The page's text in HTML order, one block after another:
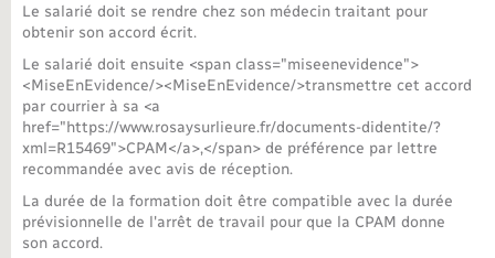
Le salarié doit se rendre chez son médecin traitant pour
obtenir son accord écrit.
Le salarié doit ensuite <span class="miseenevidence">
<MiseEnEvidence/><MiseEnEvidence/>transmettre cet accord
par courrier à sa <a
href="https://www.rosaysurlieure.fr/documents-didentite/?
xml=R15469">CPAM</a>,</span> de préférence par lettre
recommandée avec avis de réception.
La durée de la formation doit être compatible avec la durée
prévisionnelle de l'arrêt de travail pour que la CPAM donne
son accord.